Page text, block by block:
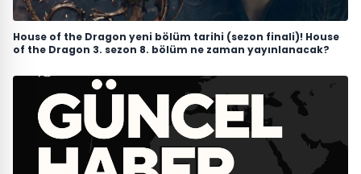
House of the Dragon yeni bölüm tarihi (sezon finali)! House
of the Dragon 3. sezon 8. bölüm ne zaman yayınlanacak?